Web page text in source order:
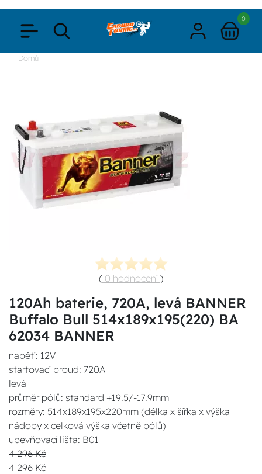
0
Domů
( 0 hodnocení )
120Ah baterie, 720A, levá BANNER
Buffalo Bull 514x189x195(220) BA
62034 BANNER
napětí: 12V
startovací proud: 720A
levá
průměr pólů: standard +19.5/-17.9mm
rozměry: 514x189x195x220mm (délka x šířka x výška
nádoby x celková výška včetně pólů)
upevňovací lišta: B01
4 296 Kč
4 296 Kč